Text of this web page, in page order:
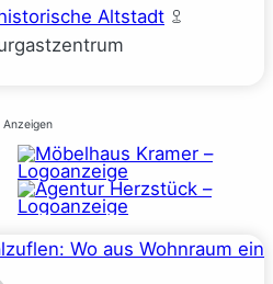
Altstadt
Anzeigen